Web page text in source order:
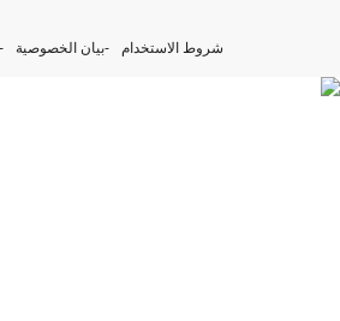
شروط الاستخدام بيان الخصوصية